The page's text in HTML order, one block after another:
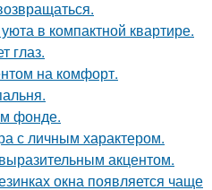
в компактной квартире.
глаз.
на комфорт.
фонде.
с личным характером.
акцентом.
окна появляется чаще